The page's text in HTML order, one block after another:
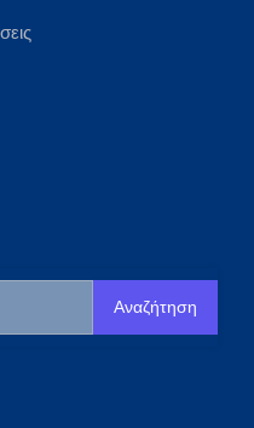
Αναζήτηση